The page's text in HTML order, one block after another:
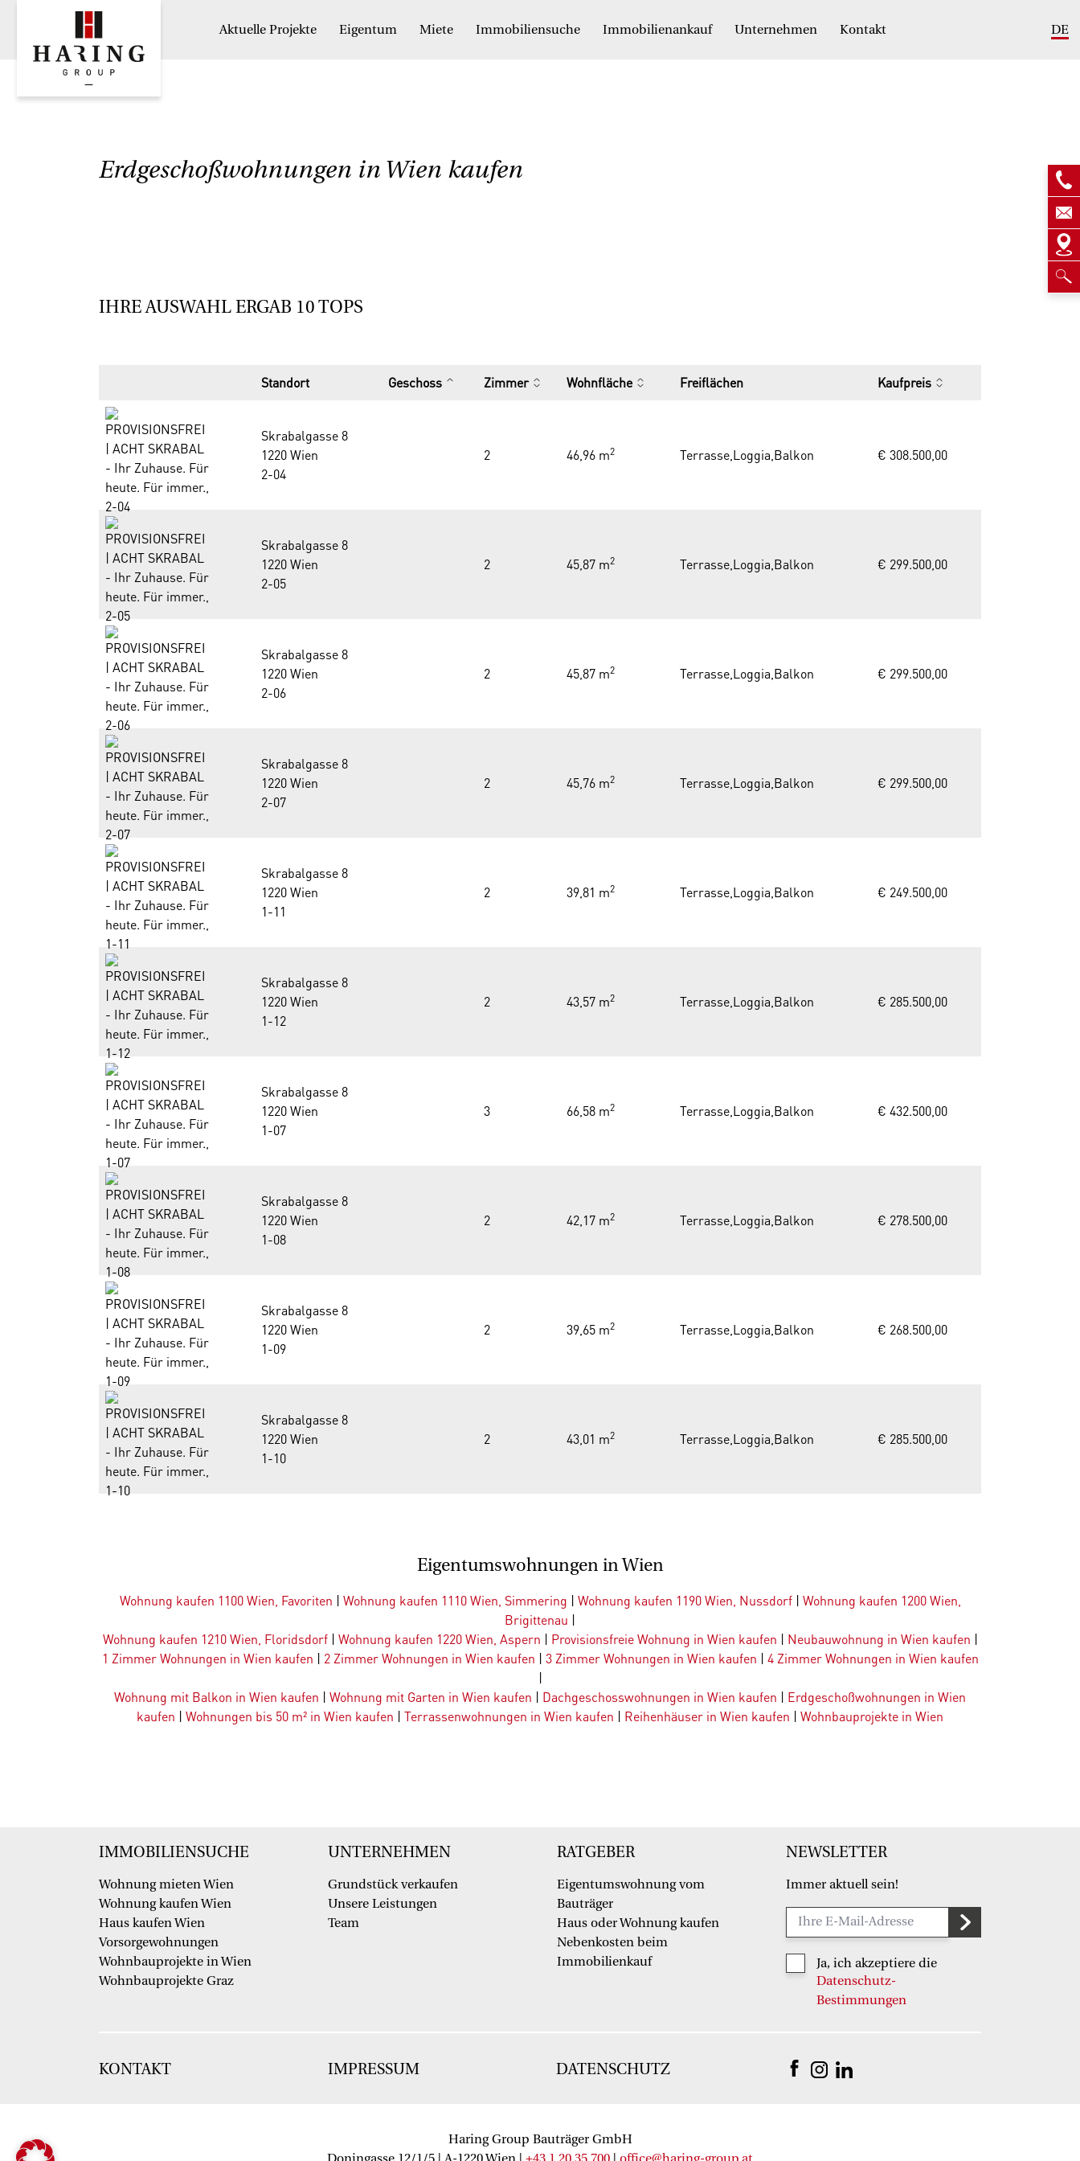
Aktuelle Projekte Eigentum Miete Immobiliensuche Immobilienankauf Unternehmen Kontakt DE
Erdgeschoßwohnungen in Wien kaufen
IHRE AUSWAHL ERGAB 10TOPS
Standort Geschoss Zimmer Wohnfläche Freiflächen Kaufpreis
Skrabalgasse 8
1220 Wien
2-04
2 46,96 m2 Terrasse,Loggia,Balkon € 308.500,00
Skrabalgasse 8
1220 Wien
2-05
2 45,87 m2 Terrasse,Loggia,Balkon € 299.500,00
Skrabalgasse 8
1220 Wien
2-06
2 45,87 m2 Terrasse,Loggia,Balkon € 299.500,00
Skrabalgasse 8
1220 Wien
2-07
2 45,76 m2 Terrasse,Loggia,Balkon € 299.500,00
Skrabalgasse 8
1220 Wien
1-11
2 39,81 m2 Terrasse,Loggia,Balkon € 249.500,00
Skrabalgasse 8
1220 Wien
1-12
2 43,57 m2 Terrasse,Loggia,Balkon € 285.500,00
Skrabalgasse 8
1220 Wien
1-07
3 66,58 m2 Terrasse,Loggia,Balkon € 432.500,00
Skrabalgasse 8
1220 Wien
1-08
2 42,17 m2 Terrasse,Loggia,Balkon € 278.500,00
Skrabalgasse 8
1220 Wien
1-09
2 39,65 m2 Terrasse,Loggia,Balkon € 268.500,00
Skrabalgasse 8
1220 Wien
1-10
2 43,01 m2 Terrasse,Loggia,Balkon € 285.500,00
Eigentumswohnungen in Wien
Wohnung kaufen 1100 Wien, Favoriten | Wohnung kaufen 1110 Wien, Simmering | Wohnung kaufen 1190 Wien, Nussdorf| Wohnung kaufen 1200 Wien,
Brigittenau |
Wohnung kaufen 1210 Wien, Floridsdorf| Wohnung kaufen 1220 Wien, Aspern | Provisionsfreie Wohnung in Wien kaufen | Neubauwohnung in Wien kaufen |
1 Zimmer Wohnungen in Wien kaufen | 2 Zimmer Wohnungen in Wien kaufen | 3 Zimmer Wohnungen in Wien kaufen | 4 Zimmer Wohnungen in Wien kaufen
|
Wohnung mit Balkon in Wien kaufen | Wohnung mit Garten in Wien kaufen | Dachgeschosswohnungen in Wien kaufen | Erdgeschoßwohnungen in Wien
kaufen | Wohnungen bis 50 m² in Wien kaufen | Terrassenwohnungen in Wien kaufen | Reihenhäuser in Wien kaufen | Wohnbauprojekte in Wien
IMMOBILIENSUCHE
Wohnung mieten Wien
Wohnung kaufen Wien
Haus kaufen Wien
Vorsorgewohnungen
Wohnbauprojekte in Wien
Wohnbauprojekte Graz
UNTERNEHMEN
Grundstück verkaufen
Unsere Leistungen
Team
RATGEBER
Eigentumswohnung vom
Bauträger
Haus oder Wohnung kaufen
Nebenkosten beim
Immobilienkauf
NEWSLETTER
Immer aktuell sein!
Ja, ich akzeptiere die
Datenschutz-
Bestimmungen
KONTAKT IMPRESSUM DATENSCHUTZ
Haring Group Bauträger GmbH